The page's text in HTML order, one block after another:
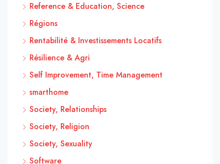
Reference & Education, Science
Régions
Rentabilité & Investissements Locatifs
Résilience & Agri
Self Improvement, Time Management
smarthome
Society, Relationships
Society, Religion
Society, Sexuality
Software